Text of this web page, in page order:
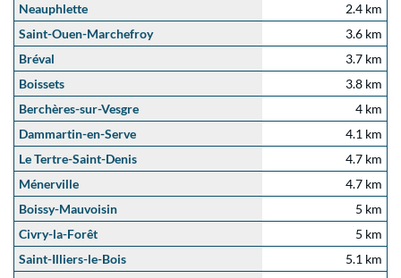
Neauphlette
2.4 km
Saint-Ouen-Marchefroy
3.6 km
Bréval
3.7 km
Boissets
3.8 km
Berchères-sur-Vesgre
4 km
Dammartin-en-Serve
4.1 km
Le Tertre-Saint-Denis
4.7 km
Ménerville
4.7 km
Boissy-Mauvoisin
5 km
Civry-la-Forêt
5 km
Saint-Illiers-le-Bois
5.1 km